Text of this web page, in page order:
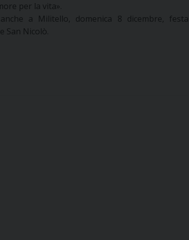
per la vita».
a Militello, domenica 8 dicembre, festa
San Nicolò.